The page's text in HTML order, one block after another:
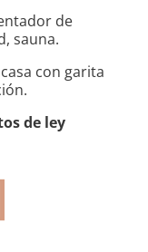
de
sauna.
con garita
de ley